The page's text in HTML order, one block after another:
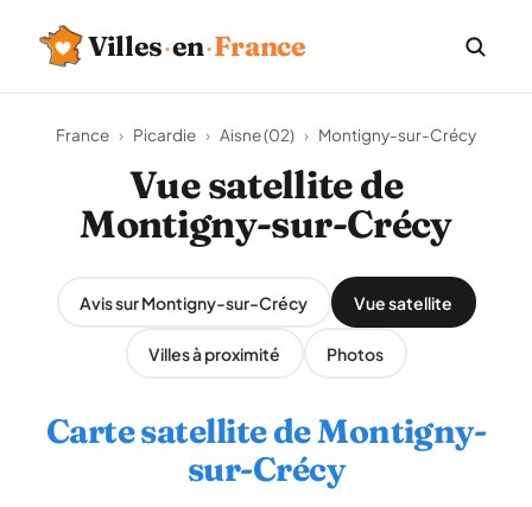
Villes·en·France
France › Picardie › Aisne (02) › Montigny-sur-Crécy
Vue satellite de
Montigny-sur-Crécy
Avis sur Montigny-sur-Crécy Vue satellite
Villes à proximité Photos
Carte satellite de Montigny-
sur-Crécy